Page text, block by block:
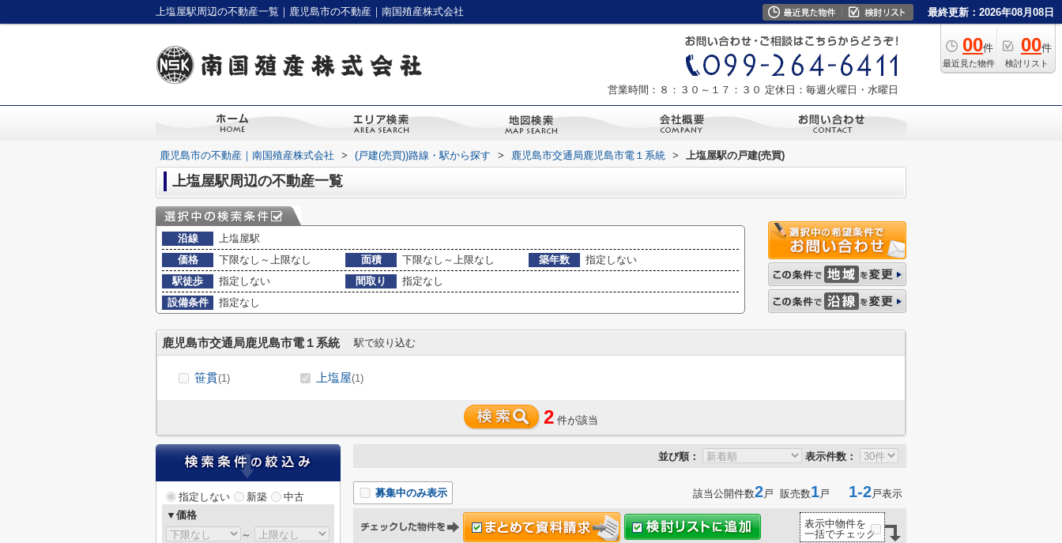
上塩屋駅周辺の不動産一覧｜鹿児島市の不動産｜南国殖産株式会社 最終更新：2026年08月08日
00件
最近見た物件
00件
検討リスト
営業時間：８：３０～１７：３０ 定休日：毎週火曜日・水曜日
鹿児島市の不動産｜南国殖産株式会社 > (戸建(売買))路線・駅から探す > 鹿児島市交通局鹿児島市電１系統 > 上塩屋駅の戸建(売買)
上塩屋駅周辺の不動産一覧
沿線
上塩屋駅
価格
下限なし～上限なし 面積 下限なし～上限なし 築年数
指定しない
駅徒歩
指定しない 間取り
指定なし
設備条件
指定なし
鹿児島市交通局鹿児島市電１系統 駅で絞り込む
笹貫(1) 上塩屋(1)
2 件が該当
並び順： 表示件数：
募集中のみ表示 該当公開件数2戸 販売数1戸 1-2戸表示
表示中物件を
一括でチェック
指定しない 新築
中古
▼価格
～